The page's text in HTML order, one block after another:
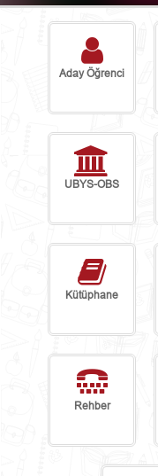
Aday Öğrenci
UBYS-OBS
Kütüphane
Rehber